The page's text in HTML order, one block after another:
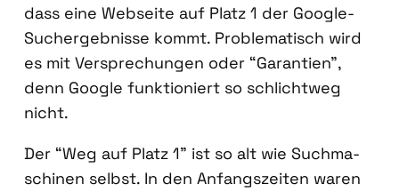
dass eine Web­sei­te auf Platz 1 der Goog­le-
Such­ergeb­nis­se kommt. Pro­ble­ma­tisch wird
es mit Ver­spre­chun­gen oder “Garan­tien”,
denn Goog­le funk­tio­niert so schlicht­weg
nicht.
Der “Weg auf Platz 1” ist so alt wie Such­ma­
schi­nen selbst. In den Anfangs­zei­ten waren